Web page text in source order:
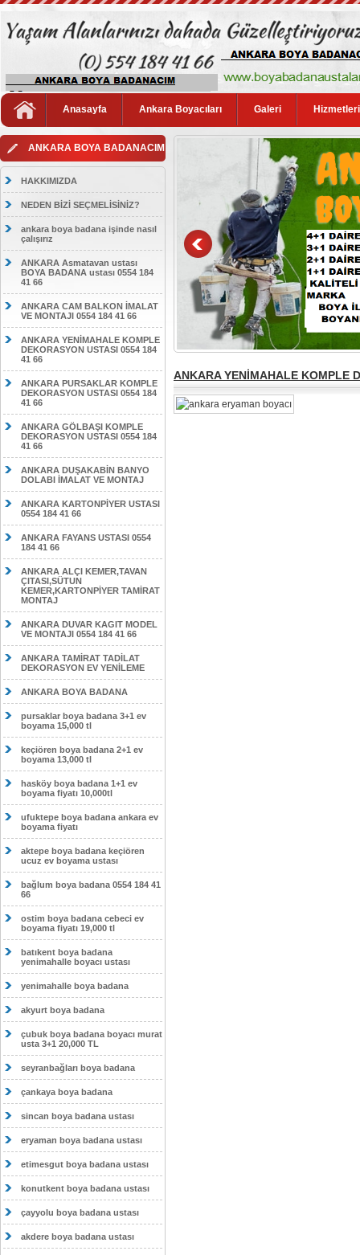
Anasayfa Ankara Boyacıları Galeri
ANKARA BOYA BADANACIM
HAKKIMIZDA
NEDEN BİZİ SEÇMELİSİNİZ?
ankara boya badana işinde nasıl
çalışırız
ANKARA Asmatavan ustası
BOYA BADANA ustası 0554 184
41 66
ANKARA CAM BALKON İMALAT
VE MONTAJI 0554 184 41 66
ANKARA YENİMAHALE KOMPLE
DEKORASYON USTASI 0554 184
41 66
ANKARA PURSAKLAR KOMPLE
DEKORASYON USTASI 0554 184
41 66
ANKARA GÖLBAŞI KOMPLE
DEKORASYON USTASI 0554 184
41 66
ANKARA DUŞAKABİN BANYO
DOLABI İMALAT VE MONTAJ
ANKARA KARTONPİYER USTASI
0554 184 41 66
ANKARA FAYANS USTASI 0554
184 41 66
ANKARA ALÇI KEMER,TAVAN
ÇITASI,SÜTUN
KEMER,KARTONPİYER TAMİRAT
MONTAJ
ANKARA DUVAR KAGIT MODEL
VE MONTAJI 0554 184 41 66
ANKARA TAMİRAT TADİLAT
DEKORASYON EV YENİLEME
ANKARA BOYA BADANA
pursaklar boya badana 3+1 ev
boyama 15,000 tl
keçiören boya badana 2+1 ev
boyama 13,000 tl
hasköy boya badana 1+1 ev
boyama fiyatı 10,000tl
ufuktepe boya badana ankara ev
boyama fiyatı
aktepe boya badana keçiören
ucuz ev boyama ustası
bağlum boya badana 0554 184 41
66
ostim boya badana cebeci ev
boyama fiyatı 19,000 tl
batıkent boya badana
yenimahalle boyacı ustası
yenimahalle boya badana
akyurt boya badana
çubuk boya badana boyacı murat
usta 3+1 20,000 TL
seyranbağları boya badana
çankaya boya badana
sincan boya badana ustası
eryaman boya badana ustası
etimesgut boya badana ustası
konutkent boya badana ustası
çayyolu boya badana ustası
akdere boya badana ustası
ANKARA YENİMAHALE KOMPLE